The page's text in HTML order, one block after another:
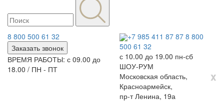
8 800 500 61 32
Заказать звонок
ВРЕМЯ РАБОТЫ: с 09.00 до
18.00 / ПН - ПТ
+7 985 411 87 87 8 800
500 61 32
с 10.00 до 19.00 пн-сб
ШОУ-РУМ
x
Московская область,
Красноармейск,
пр-т Ленина, 19а